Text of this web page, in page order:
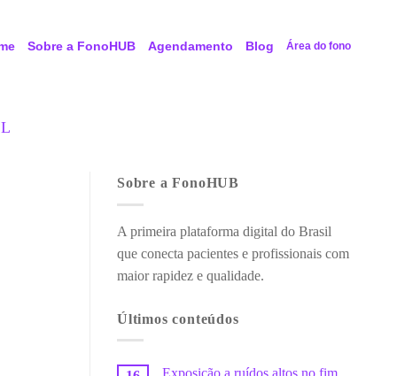
Sobre a FonoHUB Agendamento Blog Área do fono
Sobre a FonoHUB
A primeira plataforma digital do Brasil
que conecta pacientes e profissionais com
maior rapidez e qualidade.
Últimos conteúdos